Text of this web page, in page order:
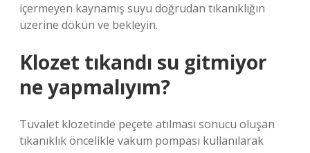
içermeyen kaynamış suyu doğrudan tıkanıklığın
üzerine dökün ve bekleyin.
Klozet tıkandı su gitmiyor
ne yapmalıyım?
Tuvalet klozetinde peçete atılması sonucu oluşan
tıkanıklık öncelikle vakum pompası kullanılarak